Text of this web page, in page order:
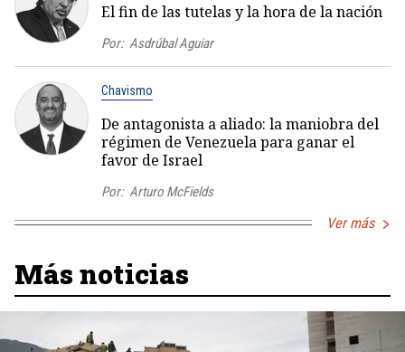
El fin de las tutelas y la hora de la nación
Por: Asdrúbal Aguiar
Chavismo
De antagonista a aliado: la maniobra del
régimen de Venezuela para ganar el
favor de Israel
Por: Arturo McFields
Ver más
Más noticias